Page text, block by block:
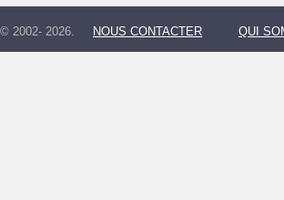
2002- 2026. NOUS CONTACTER QUI